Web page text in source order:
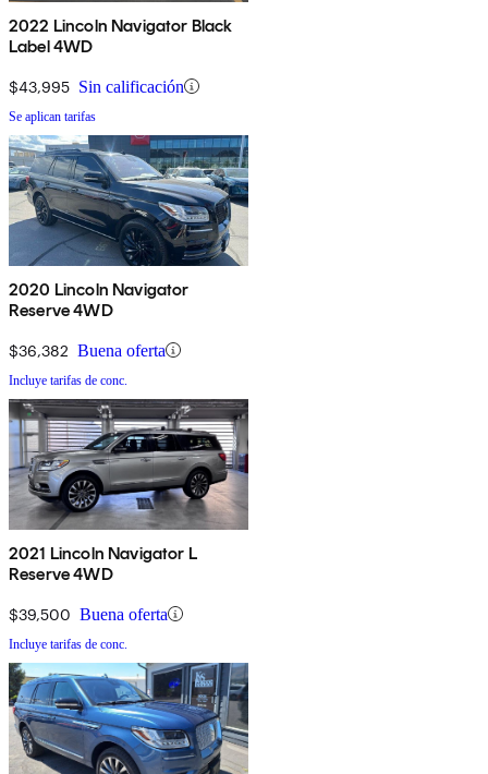
2022 Lincoln Navigator Black
Label 4WD
$43,995 Sin calificación
Se aplican tarifas
2020 Lincoln Navigator
Reserve 4WD
$36,382 Buena oferta
Incluye tarifas de conc.
2021 Lincoln Navigator L
Reserve 4WD
$39,500 Buena oferta
Incluye tarifas de conc.